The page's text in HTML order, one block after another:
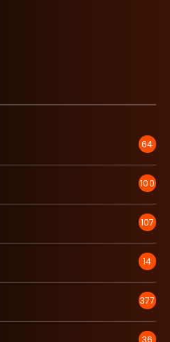
64
100
107
14
377
36